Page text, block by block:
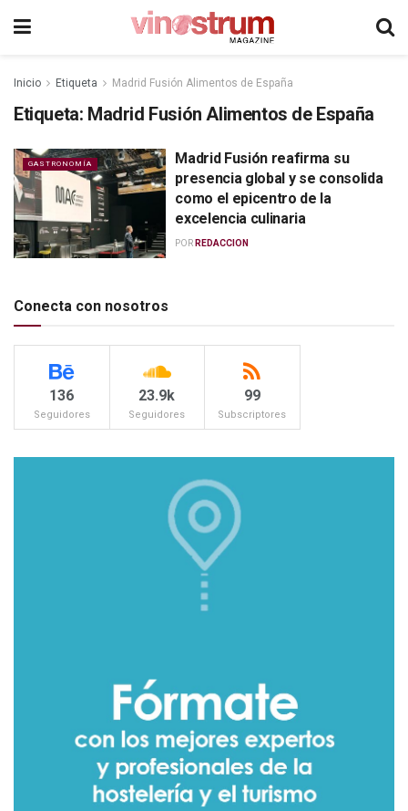
Inicio Etiqueta Madrid Fusión Alimentos de España
Etiqueta: Madrid Fusión Alimentos de España
GASTRONOMÍA
Madrid Fusión reafirma su
presencia global y se consolida
como el epicentro de la
excelencia culinaria
POR REDACCION
Conecta con nosotros
136
Seguidores
23.9k
Seguidores
99
Subscriptores